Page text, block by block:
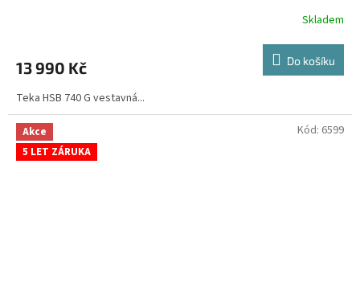
M
A
Skladem
13 990 Kč Do košíku
Teka HSB 740 G vestavná...
Akce
5 LET ZÁRUKA
Kód: 6599